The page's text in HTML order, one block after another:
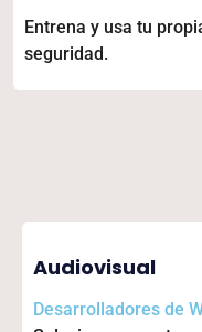
Entrena y usa tu
seguridad.
Audiovisual
Desarrolladores de